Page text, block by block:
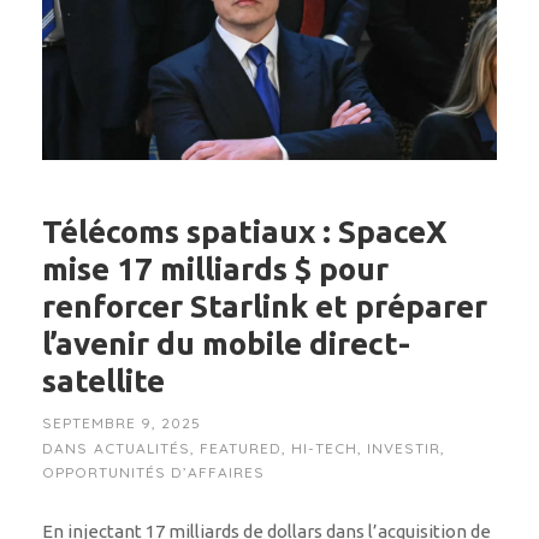
Télécoms spatiaux : SpaceX
mise 17 milliards $ pour
renforcer Starlink et préparer
l’avenir du mobile direct-
satellite
SEPTEMBRE 9, 2025
DANS ACTUALITÉS, FEATURED, HI-TECH, INVESTIR,
OPPORTUNITÉS D’AFFAIRES
En injectant 17 milliards de dollars dans l’acquisition de